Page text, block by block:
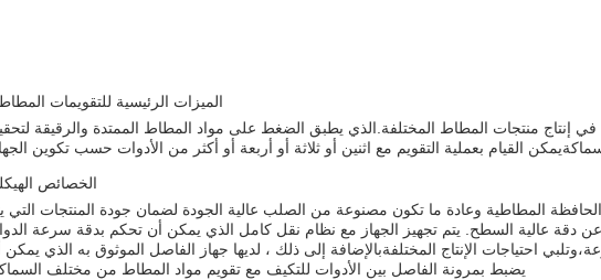
الميزات الرئيسية للتقويمات
إنتاج منتجات المطاط المختلفة.الذي يطبق الضغط على مواد المطاط الممتدة والرقيقة
القيام بعملية التقويم مع اثنين أو ثلاثة أو أربعة أو أكثر من الأدوات حسب تكوين
الخصائص
الحافظة المطاطية وعادة ما تكون مصنوعة من الصلب عالية الجودة لضمان جودة المنتجات التي
عن دقة عالية السطح. يتم تجهيز الجهاز مع نظام نقل كامل الذي يمكن أن تحكم بدقة سرعة
احتياجات الإنتاج المختلفةبالإضافة إلى ذلك ، لديها جهاز الفاصل الموثوق به الذي يمكن
يضبط بمرونة الفاصل بين الأدوات للتكيف مع تقويم مواد المطاط من مختلف